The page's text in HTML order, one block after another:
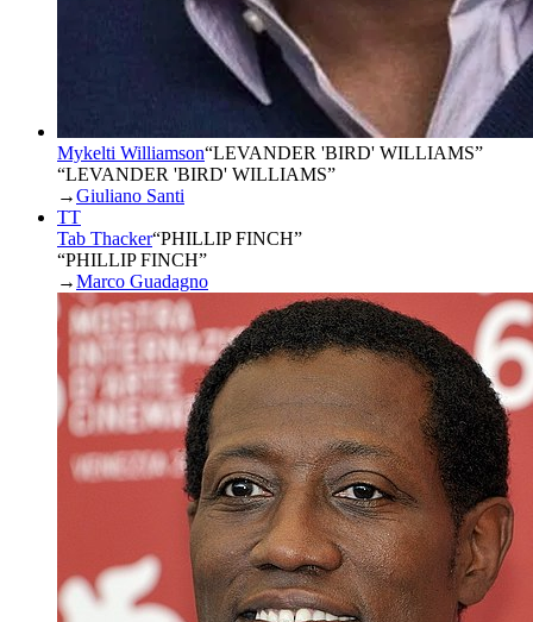
Mykelti Williamson“LEVANDER 'BIRD' WILLIAMS”
“LEVANDER 'BIRD' WILLIAMS”
→Giuliano Santi
TT
Tab Thacker“PHILLIP FINCH”
“PHILLIP FINCH”
→Marco Guadagno